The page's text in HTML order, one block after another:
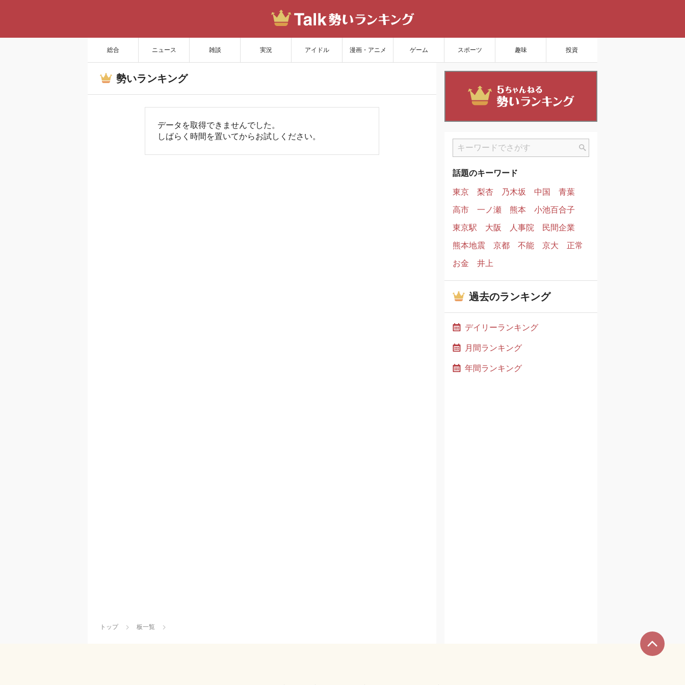
総合 ニュース 雑談 実況 アイドル 漫画・アニメ ゲーム スポーツ 趣味 投資
サイトを更新
勢いランキング
データを取得できませんでした。
しばらく時間を置いてからお試しください。
話題のキーワード
東京
梨杏 乃木坂 中国
青葉
高市
一ノ瀬 熊本
小池百合子
東京駅
大阪 人事院
民間企業
熊本地震
京都 不能 京大
正常
お金
井上
過去のランキング
デイリーランキング
月間ランキング
年間ランキング
トップ 板一覧